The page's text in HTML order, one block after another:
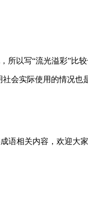
所以写“流光溢彩”比较
会实际使用的情况也
语相关内容，欢迎大家